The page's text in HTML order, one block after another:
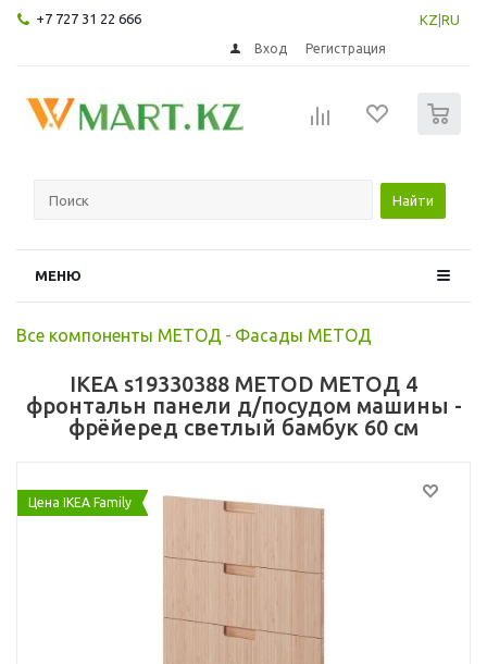
+7 727 31 22 666 KZ RU
Вход Регистрация
Найти
МЕНЮ
Все компоненты МЕТОД - Фасады МЕТОД
IKEA s19330388 METOD МЕТОД 4
фронтальн панели д/посудом машины -
фрёйеред светлый бамбук 60 см
Цена IKEA Family